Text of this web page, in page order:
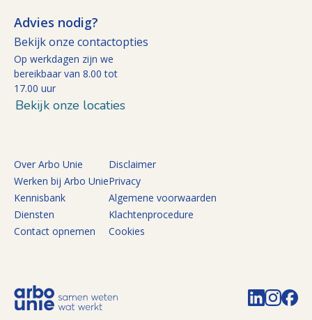
Volg de
Volg
Advies nodig?
Bekijk onze contactopties
Op werkdagen zijn we
bereikbaar van 8.00 tot
17.00 uur
Bekijk onze locaties
Over Arbo Unie
Werken bij Arbo Unie
Kennisbank
Diensten
Contact opnemen
Disclaimer
Privacy
Algemene voorwaarden
Klachtenprocedure
Cookies